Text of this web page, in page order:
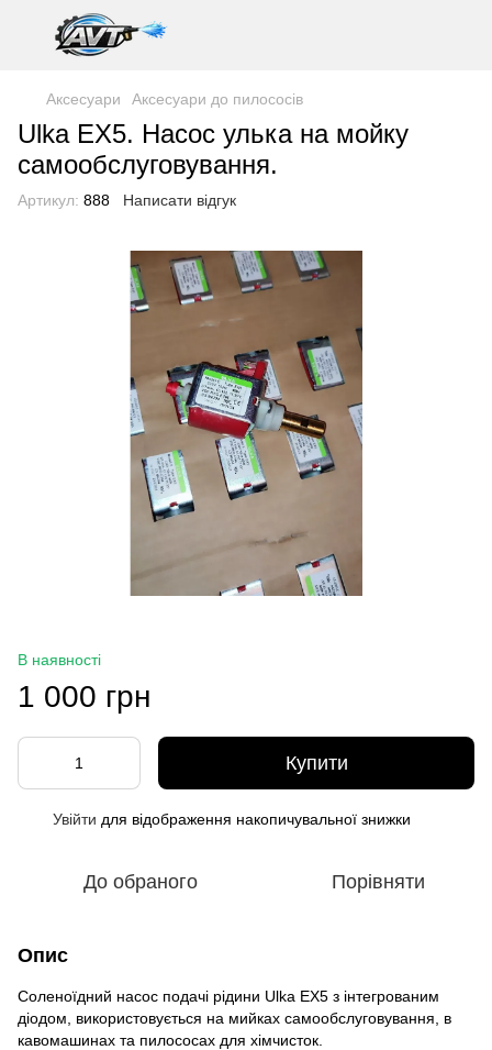
Аксесуари Аксесуари до пилососів
Ulka EX5. Насос улька на мойку
самообслуговування.
Артикул: 888 Написати відгук
В наявності
1 000 грн
Купити
Увійти для відображення накопичувальної знижки
До обраного Порівняти
Опис
Соленоїдний насос подачі рідини Ulka ЕХ5 з інтегрованим
діодом, використовується на мийках самообслуговування, в
кавомашинах та пилососах для хімчисток.